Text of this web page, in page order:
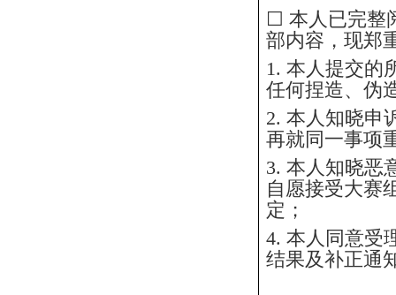
☐ 本人已完整
部内容，现郑
1. 本人提交的
任何捏造、伪
2. 本人知晓申
再就同一事项
3. 本人知晓恶
自愿接受大赛
定；
4. 本人同意受
结果及补正通